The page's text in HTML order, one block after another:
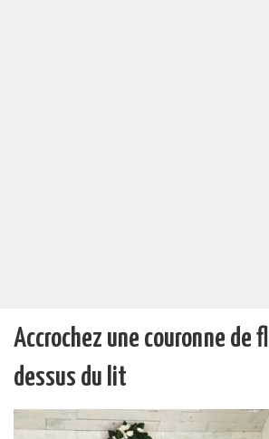
Accrochez une couronne de
dessus du lit